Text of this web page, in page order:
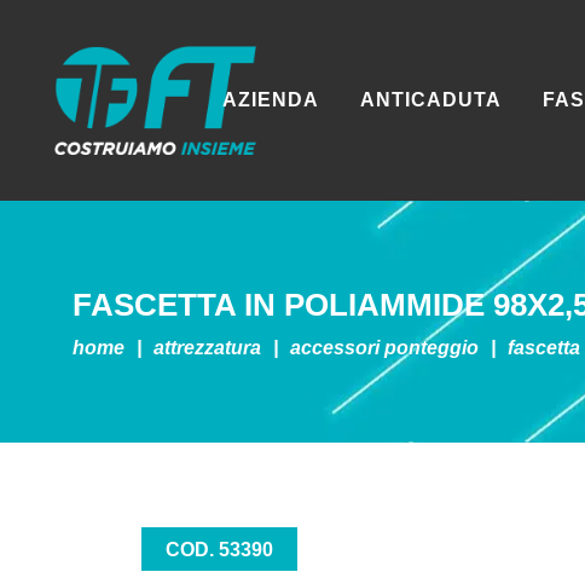
AZIENDA ANTICADUTA
FASCETTA IN POLIAMMIDE
home attrezzatura accessori ponteggio fascetta
COD. 53390